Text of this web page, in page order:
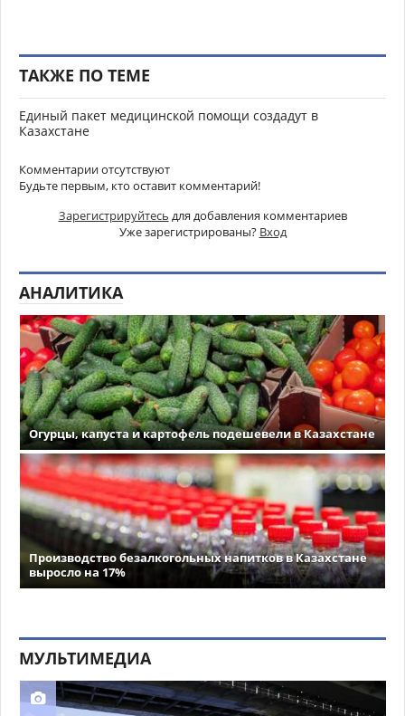
ТАКЖЕ ПО ТЕМЕ
Единый пакет медицинской помощи создадут в
Казахстане
Комментарии отсутствуют
Будьте первым, кто оставит комментарий!
Зарегистрируйтесь для добавления комментариев
Уже зарегистрированы? Вход
АНАЛИТИКА
Огурцы, капуста и картофель подешевели в Казахстане
Производство безалкогольных напитков в Казахстане
выросло на 17%
МУЛЬТИМЕДИА